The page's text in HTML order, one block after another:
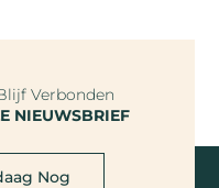
Verbonden
NIEUWSBRIEF
Nog